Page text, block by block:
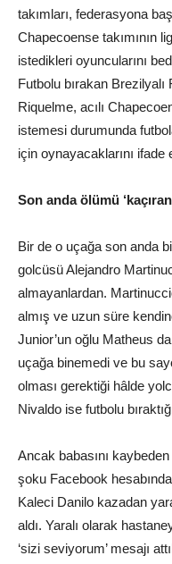
takımları, federasyona
Chapecoense takımının
istedikleri oyuncularını
Futbolu bırakan
Riquelme, acılı
istemesi durumunda
için oynayacaklarını ifade
Son anda ölümü
Bir de o uçağa son anda
golcüsü Alejandro
almayanlardan.
almış ve uzun süre
Junior’un oğlu Matheus
uçağa binemedi ve bu
olması gerektiği hâlde
Nivaldo ise futbolu
Ancak babasını kaybeden
şoku Facebook
Kaleci Danilo kazadan
aldı. Yaralı olarak
‘sizi seviyorum’ mesajı